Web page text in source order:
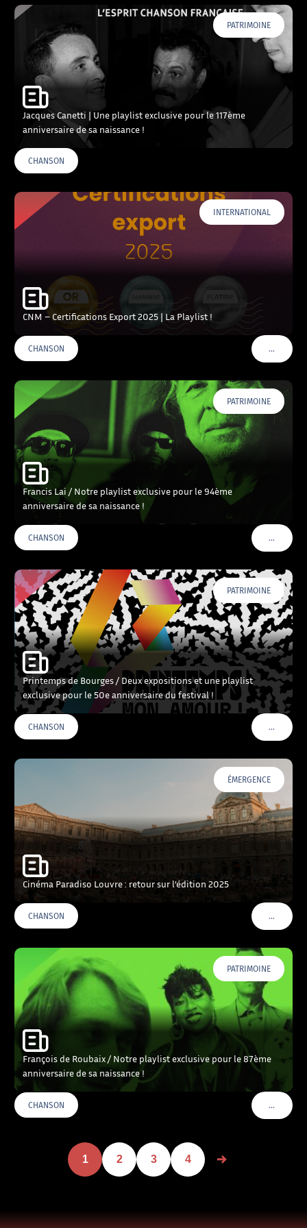
PATRIMOINE
Jacques Canetti | Une playlist exclusive pour le 117ème
anniversaire de sa naissance !
CHANSON
INTERNATIONAL
CNM – Certifications Export 2025 | La Playlist !
CHANSON …VOIR
PATRIMOINE
Francis Lai / Notre playlist exclusive pour le 94ème
anniversaire de sa naissance !
CHANSON …VOIR
PATRIMOINE
Printemps de Bourges / Deux expositions et une playlist
exclusive pour le 50e anniversaire du festival !
CHANSON …VOIR
ÉMERGENCE
Cinéma Paradiso Louvre : retour sur l’édition 2025
CHANSON …VOIR
PATRIMOINE
François de Roubaix / Notre playlist exclusive pour le 87ème
anniversaire de sa naissance !
CHANSON …VOIR
1 2 3 4